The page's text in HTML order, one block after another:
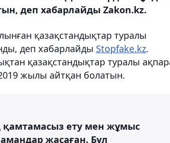
деп хабарлайды Zakon.kz.
қазақстандықтар туралы
деп хабарлайды Stopfake.kz.
қазақстандықтар туралы
жылы айтқан болатын.
ету мен жұмыс
жасаған. Бұл